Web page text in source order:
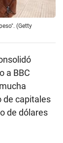
(Getty
a BBC
de capitales
de dólares